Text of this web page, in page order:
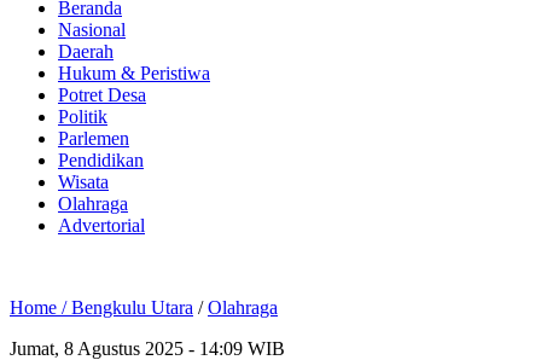
Beranda
Nasional
Daerah
Hukum & Peristiwa
Potret Desa
Politik
Parlemen
Pendidikan
Wisata
Olahraga
Advertorial
Home /Bengkulu Utara /Olahraga
Jumat, 8 Agustus 2025 - 14:09 WIB